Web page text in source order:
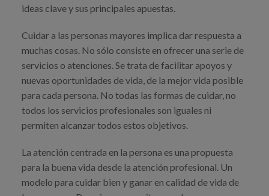
ideas clave y sus principales apuestas.
Cuidar a las personas mayores implica dar respuesta a
muchas cosas. No sólo consiste en ofrecer una serie de
servicios o atenciones. Se trata de facilitar apoyos y
nuevas oportunidades de vida, de la mejor vida posible
para cada persona. No todas las formas de cuidar, no
todos los servicios profesionales son iguales ni
permiten alcanzar todos estos objetivos.
La atención centrada en la persona es una propuesta
para la buena vida desde la atención profesional. Un
modelo para cuidar bien y ganar en calidad de vida de